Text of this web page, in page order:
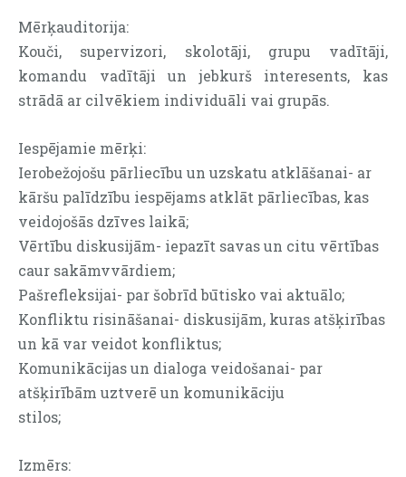
Mērķauditorija:
Kouči, supervizori, skolotāji, grupu vadītāji,
komandu vadītāji un jebkurš interesents, kas
strādā ar cilvēkiem individuāli vai grupās.
Iespējamie mērķi:
Ierobežojošu pārliecību un uzskatu atklāšanai- ar
kāršu palīdzību iespējams atklāt pārliecības, kas
veidojošās dzīves laikā;
Vērtību diskusijām- iepazīt savas un citu vērtības
caur sakāmvvārdiem;
Pašrefleksijai- par šobrīd būtisko vai aktuālo;
Konfliktu risināšanai- diskusijām, kuras atšķirības
un kā var veidot konfliktus;
Komunikācijas un dialoga veidošanai- par
atšķirībām uztverē un komunikāciju
stilos;
Izmērs: